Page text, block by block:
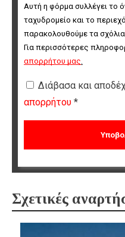
Αυτή η φόρμα συλλέγει το
ταχυδρομείο και το
παρακολουθούμε τα
Για περισσότερες
απορρήτου μας.
Διάβασα και
απορρήτου *
Σχετικές